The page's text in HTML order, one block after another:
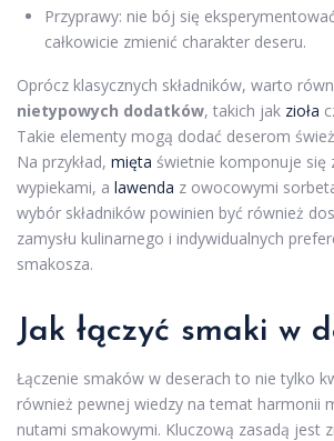
Przyprawy: nie bój się
całkowicie zmienić charakter deseru.
Oprócz klasycznych składników, warto
nietypowych dodatków, takich jak zioła
Takie elementy mogą dodać deserom
Na przykład, mięta świetnie komponuje się
wypiekami, a lawenda z owocowymi
wybór składników powinien być również
zamysłu kulinarnego i indywidualnych
smakosza.
Jak łączyć smaki w
Łączenie smaków w deserach to nie tylko
również pewnej wiedzy na temat harmonii
nutami smakowymi. Kluczową zasadą jest